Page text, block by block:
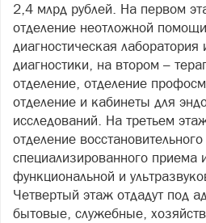
2,4 млрд рублей. На первом
отделение неотложной
диагностическая лаборатория
диагностики, на втором –
отделение, отделение
отделение и кабинеты для
исследований. На третьем
отделение
специализированного приема
функциональной и
Четвертый этаж отдадут под
бытовые, служебные,